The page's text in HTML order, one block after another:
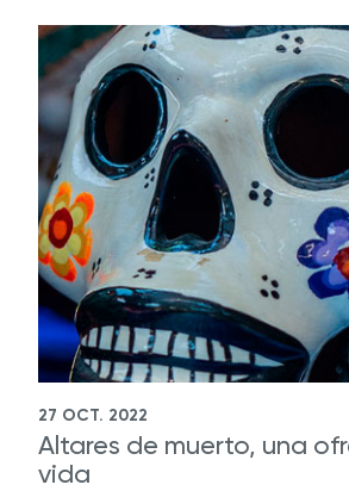
27 OCT. 2022
Altares de muerto, una
vida